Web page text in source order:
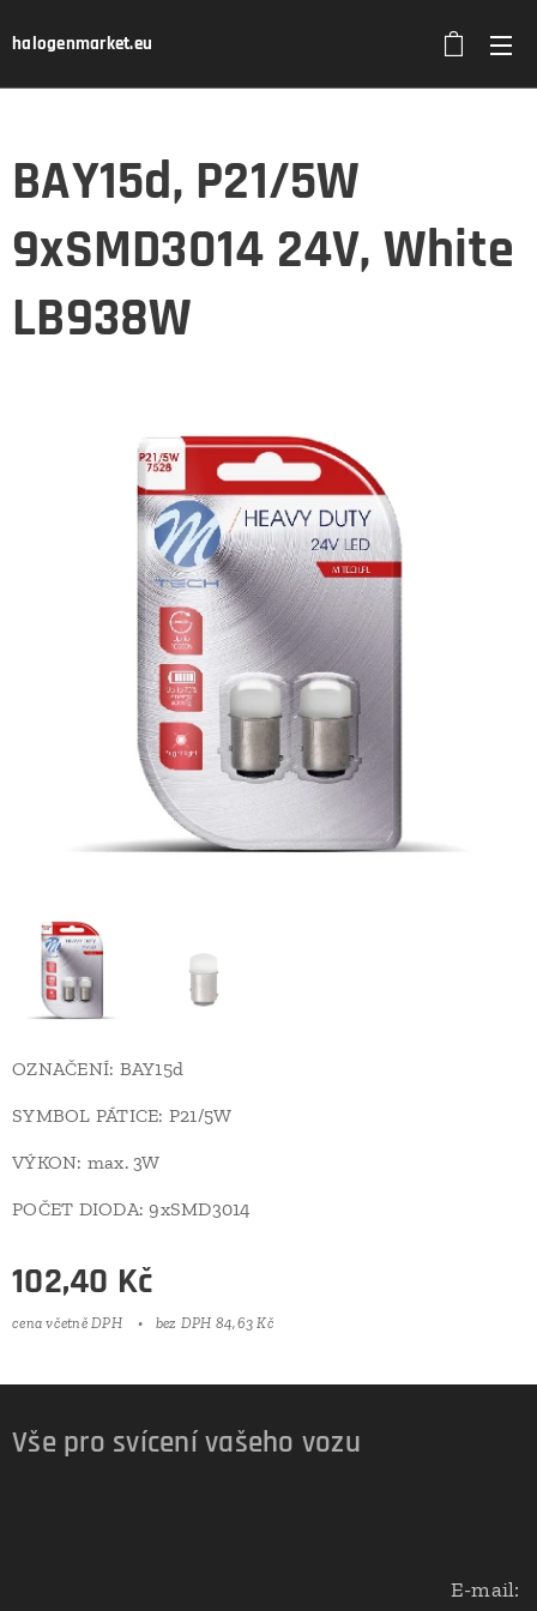
halogenmarket.eu
BAY15d, P21/5W
9xSMD3014 24V, White
LB938W
OZNAČENÍ: BAY15d
SYMBOL PÁTICE: P21/5W
VÝKON: max. 3W
POČET DIODA: 9xSMD3014
102,40 Kč
cena včetně DPH bez DPH 84,63 Kč
Vše pro svícení vašeho vozu
E-mail: